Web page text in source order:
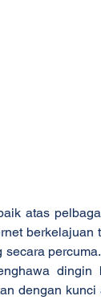
atas
dengan